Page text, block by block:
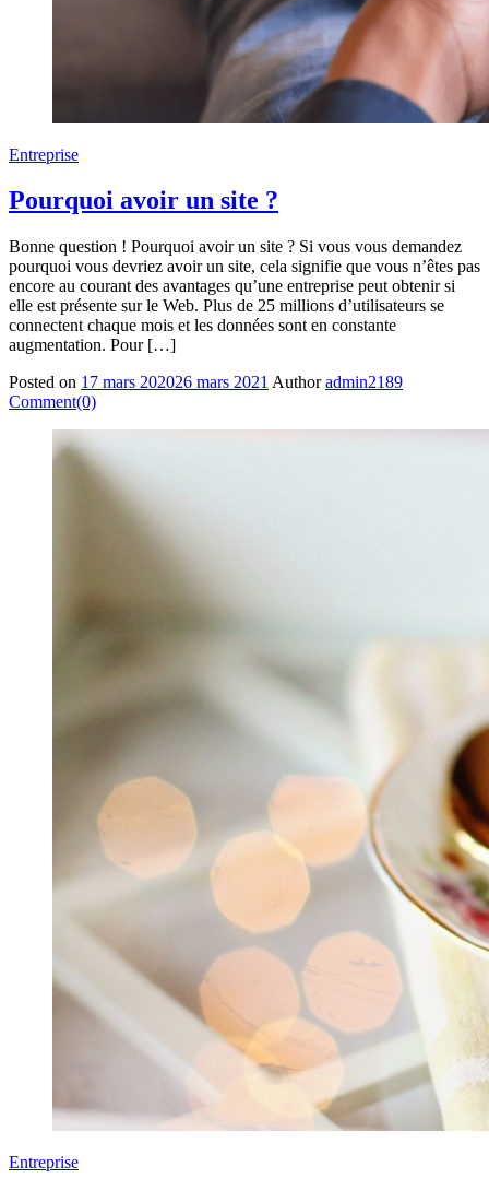
Entreprise
Pourquoi avoir un site ?
Bonne question ! Pourquoi avoir un site ? Si vous vous demandez
pourquoi vous devriez avoir un site, cela signifie que vous n’êtes pas
encore au courant des avantages qu’une entreprise peut obtenir si
elle est présente sur le Web. Plus de 25 millions d’utilisateurs se
connectent chaque mois et les données sont en constante
augmentation. Pour […]
Posted on 17 mars 202026 mars 2021 Author admin2189
Comment(0)
Entreprise